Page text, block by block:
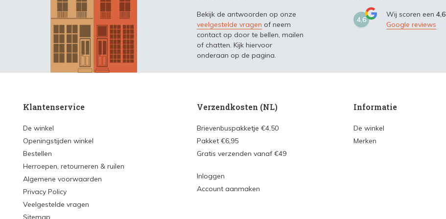
Bekijk de antwoorden op onze
veelgestelde vragen of neem
contact op door te bellen, mailen
of chatten. Kijk hiervoor
onderaan op de pagina.
4,6
Wij scoren een 4,6
Google reviews
Klantenservice
De winkel
Openingstijden winkel
Bestellen
Herroepen, retourneren & ruilen
Algemene voorwaarden
Privacy Policy
Veelgestelde vragen
Sitemap
Verzendkosten (NL)
Brievenbuspakketje €4,50
Pakket €6,95
Gratis verzenden vanaf €49
Inloggen
Account aanmaken
Informatie
De winkel
Merken